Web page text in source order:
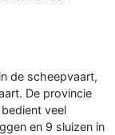
de scheepvaart,
De provincie
veel
en 9 sluizen in